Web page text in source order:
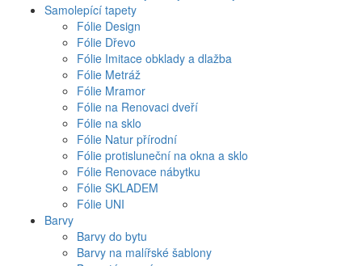
Samolepící tapety
Fólie Design
Fólie Dřevo
Fólie Imitace obklady a dlažba
Fólie Metráž
Fólie Mramor
Fólie na Renovaci dveří
Fólie na sklo
Fólie Natur přírodní
Fólie protisluneční na okna a sklo
Fólie Renovace nábytku
Fólie SKLADEM
Fólie UNI
Barvy
Barvy do bytu
Barvy na malířské šablony